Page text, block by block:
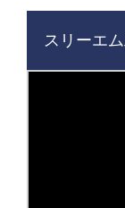
スリーエ